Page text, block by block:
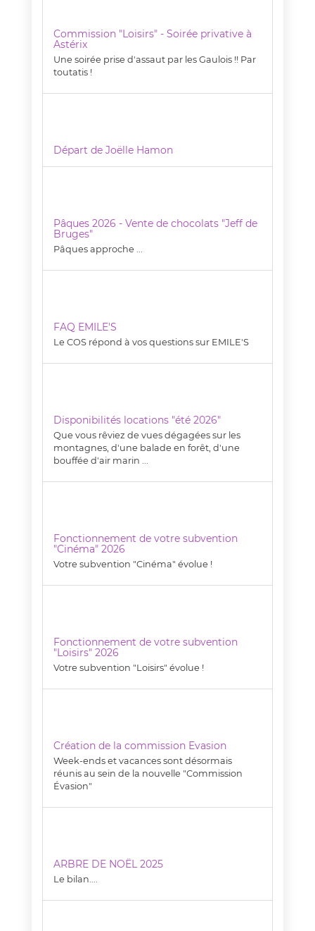
Commission "Loisirs" - Soirée privative à
Astérix
Une soirée prise d'assaut par les Gaulois !! Par
toutatis !
Départ de Joëlle Hamon
Pâques 2026 - Vente de chocolats "Jeff de
Bruges"
Pâques approche ...
FAQ EMILE'S
Le COS répond à vos questions sur EMILE'S
Disponibilités locations "été 2026"
Que vous rêviez de vues dégagées sur les
montagnes, d'une balade en forêt, d'une
bouffée d'air marin ...
Fonctionnement de votre subvention
"Cinéma" 2026
Votre subvention "Cinéma" évolue !
Fonctionnement de votre subvention
"Loisirs" 2026
Votre subvention "Loisirs" évolue !
Création de la commission Evasion
Week-ends et vacances sont désormais
réunis au sein de la nouvelle "Commission
Évasion"
ARBRE DE NOËL 2025
Le bilan....